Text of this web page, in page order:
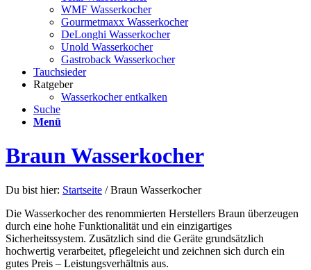
WMF Wasserkocher
Gourmetmaxx Wasserkocher
DeLonghi Wasserkocher
Unold Wasserkocher
Gastroback Wasserkocher
Tauchsieder
Ratgeber
Wasserkocher entkalken
Suche
Menü
Braun Wasserkocher
Du bist hier: Startseite / Braun Wasserkocher
Die Wasserkocher des renommierten Herstellers Braun überzeugen
durch eine hohe Funktionalität und ein einzigartiges
Sicherheitssystem. Zusätzlich sind die Geräte grundsätzlich
hochwertig verarbeitet, pflegeleicht und zeichnen sich durch ein
gutes Preis – Leistungsverhältnis aus.